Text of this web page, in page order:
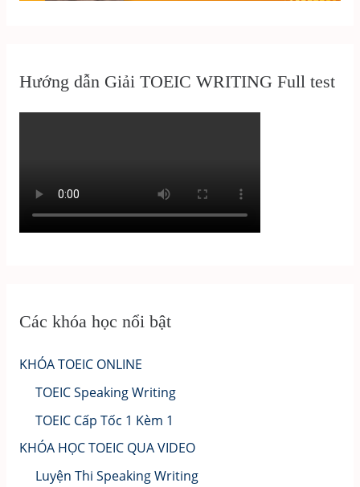
Hướng dẫn Giải TOEIC WRITING Full test
Các khóa học nổi bật
KHÓA TOEIC ONLINE
TOEIC Speaking Writing
TOEIC Cấp Tốc 1 Kèm 1
KHÓA HỌC TOEIC QUA VIDEO
Luyện Thi Speaking Writing